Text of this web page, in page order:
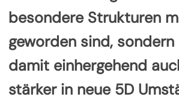
besondere Strukturen
geworden sind,
damit einhergehend
stärker in neue 5D